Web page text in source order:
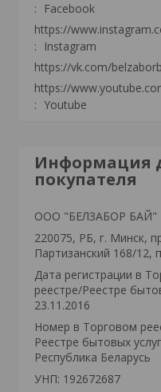
Facebook
https://
Instagram
https://vk.com/
https://
Youtube
Информация
покупателя
ООО "БЕЛЗАБОР БАЙ"
220075, РБ, г. Минск,
Партизанский 168/12,
Дата регистрации в
реестре/Реестре
23.11.2016
Номер в Торговом
Реестре бытовых
Республика Беларусь
УНП: 192672687